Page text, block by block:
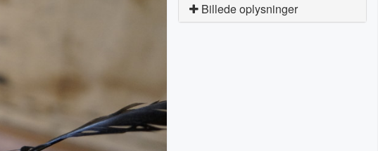
Billede oplysninger